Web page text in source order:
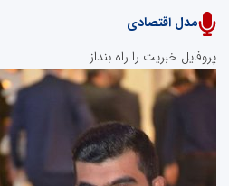
پایگاه خبری نهضت ملی مسکن
سازمان بورس و اوراق بهادار
مدل اقتصادی
پروفایل خبریت را راه بنداز